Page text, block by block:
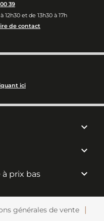
39
et de 13h30 à 17h
de contact
ici


prix bas 
générales de vente